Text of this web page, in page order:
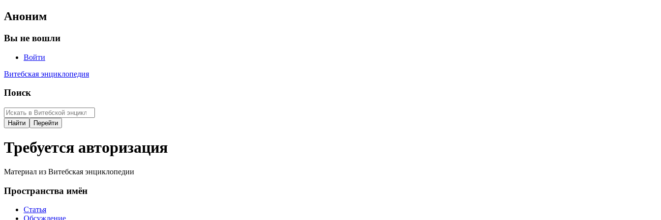
Аноним
Вы не вошли
Войти
Витебская энциклопедия
Поиск
Требуется авторизация
Материал из Витебская энциклопедии
Пространства имён
Статья